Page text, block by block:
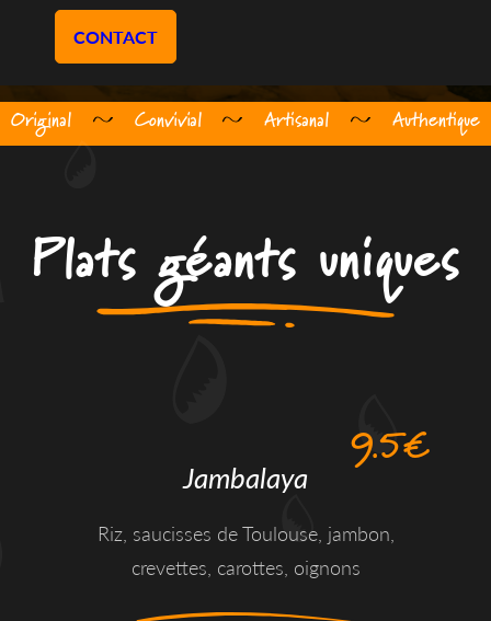
CONTACT
Original Convivial Artisanal Authentique
Plats géants uniques
9.5€
Jambalaya
Riz, saucisses de Toulouse, jambon,
crevettes, carottes, oignons